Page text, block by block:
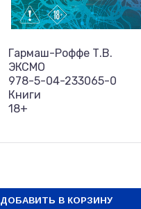
Гармаш-Роффе Т.В.
ЭКСМО
978-5-04-233065-0
Книги
18+
ДОБАВИТЬ В КОРЗИНУ